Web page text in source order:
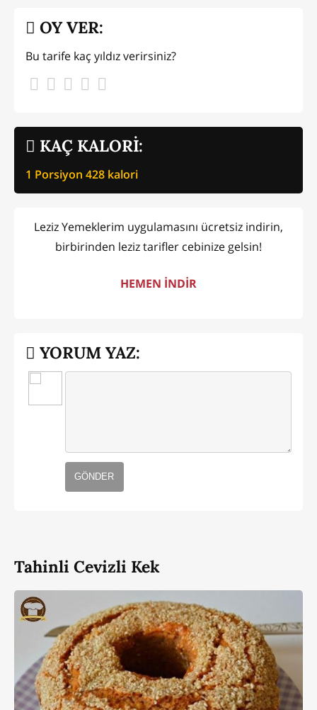
KAÇ KALORİ:
1 Porsiyon 428 kalori
OY VER:
Bu tarife kaç yıldız verirsiniz?
Leziz Yemeklerim uygulamasını ücretsiz indirin,
birbirinden leziz tarifler cebinize gelsin!
HEMEN İNDİR
YORUM YAZ:
GÖNDER
Tahinli Cevizli Kek